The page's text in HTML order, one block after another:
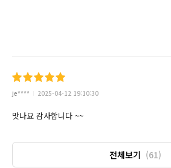
je**** 2025-04-12 19:10:30
맛나요 감사합니다 ~~
전체보기 (61)